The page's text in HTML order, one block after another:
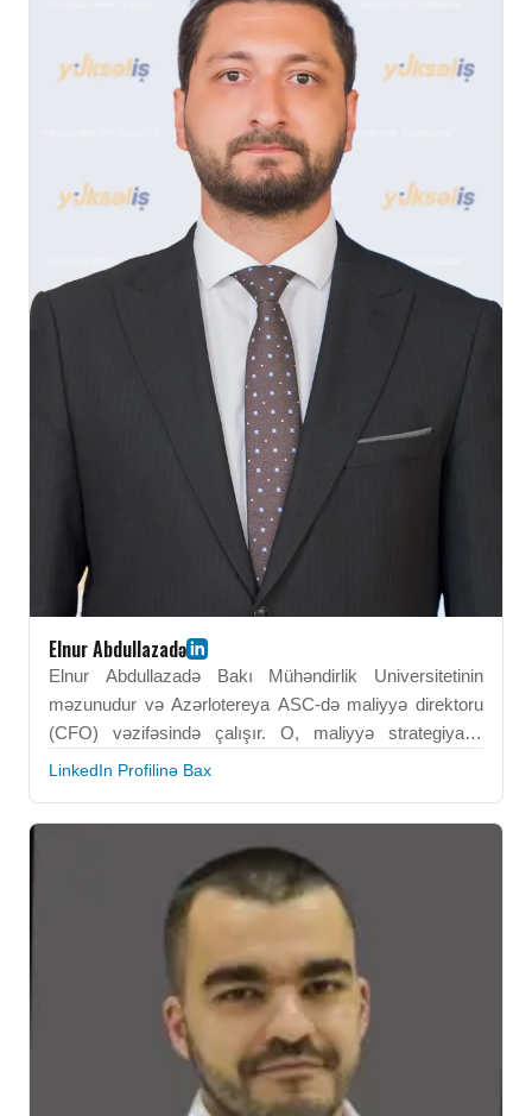
qazandığı kompetensiyalar onun karyera inkişafını
dəstəkləyib. O, korporativ mühitdə əhəmiyyətli təsirə
malik maliyyə mütəxəssisi kimi tanınır.
Elnur Abdullazadə
Elnur Abdullazadə Bakı Mühəndirlik Universitetinin
məzunudur və Azərlotereya ASC-də maliyyə direktoru
(CFO) vəzifəsində çalışır. O, maliyyə strategiyası,
korporativ idarəetmə və mühasibat uçotunun idarə
maliyyə proseslərinin optimallaşdırılmasına və strateji
təşəbbüslərin həyata keçirilməsinə yönəlib. Elnur
Abdullazadə təşkilati performansın artırılması üçün
analitik və liderlik bacarıqlarını tətbiq edir. BEU-da əldə
etdiyi idarəetmə və texniki biliklər onun peşəkar
effektivliyini dəstəkləyir. O, dövlət və korporativ sektorda
tanınmış maliyyə rəhbəri kimi qəbul olunur.
LinkedIn Profilinə Bax